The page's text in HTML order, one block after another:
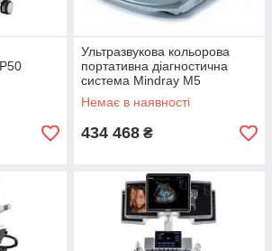
Ультразвукова кольорова
портативна діагностична
система Mindray M5
Немає в наявності
434 468 ₴